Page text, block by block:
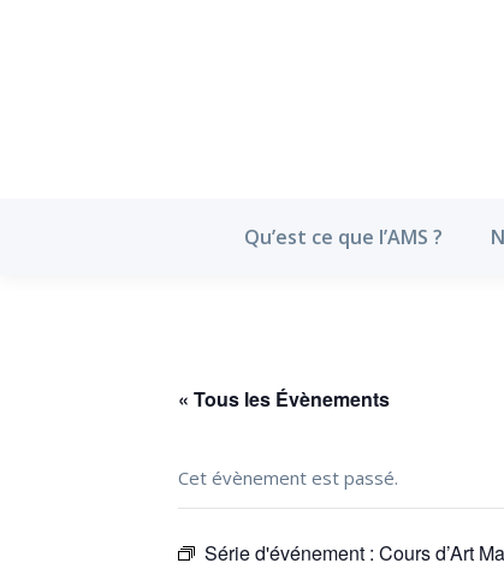
Qu’est ce que l’AMS ?
« Tous les Évènements
Cet évènement est passé.
Série d'événement : Cours d’Art